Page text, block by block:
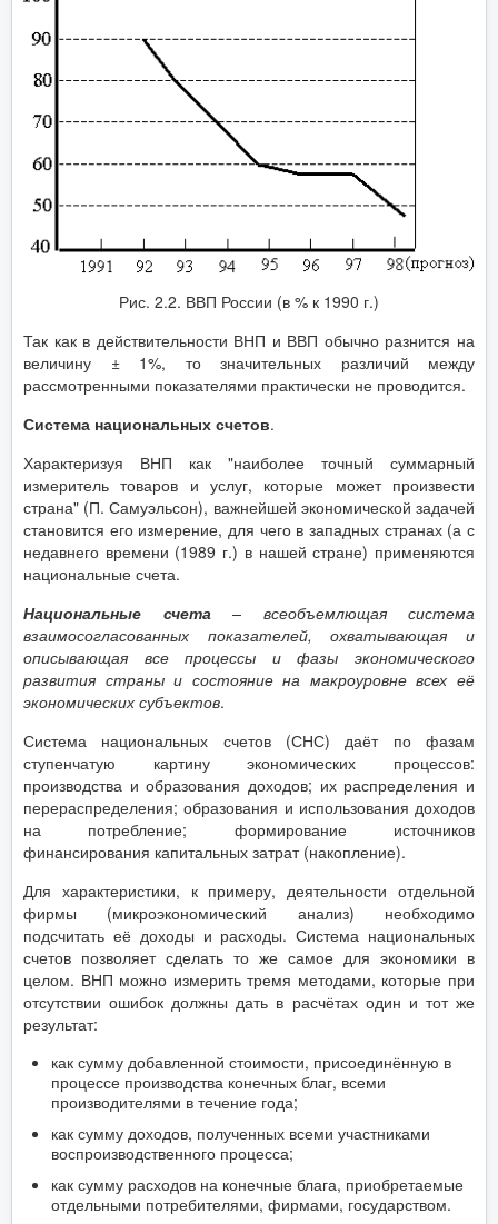
Рис. 2.2. ВВП России (в % к 1990 г.)
Так как в действительности ВНП и ВВП обычно разнится на
величину ± 1%, то значительных различий между
рассмотренными показателями практически не проводится.
Система национальных счетов.
Характеризуя ВНП как "наиболее точный суммарный
измеритель товаров и услуг, которые может произвести
страна" (П. Самуэльсон), важнейшей экономической задачей
становится его измерение, для чего в западных странах (а с
недавнего времени (1989 г.) в нашей стране) применяются
национальные счета.
Национальные счета – всеобъемлющая система
взаимосогласованных показателей, охватывающая и
описывающая все процессы и фазы экономического
развития страны и состояние на макроуровне всех её
экономических субъектов.
Система национальных счетов (СНС) даёт по фазам
ступенчатую картину экономических процессов:
производства и образования доходов; их распределения и
перераспределения; образования и использования доходов
на потребление; формирование источников
финансирования капитальных затрат (накопление).
Для характеристики, к примеру, деятельности отдельной
фирмы (микроэкономический анализ) необходимо
подсчитать её доходы и расходы. Система национальных
счетов позволяет сделать то же самое для экономики в
целом. ВНП можно измерить тремя методами, которые при
отсутствии ошибок должны дать в расчётах один и тот же
результат:
как сумму добавленной стоимости, присоединённую в
процессе производства конечных благ, всеми
производителями в течение года;
как сумму доходов, полученных всеми участниками
воспроизводственного процесса;
как сумму расходов на конечные блага, приобретаемые
отдельными потребителями, фирмами, государством.